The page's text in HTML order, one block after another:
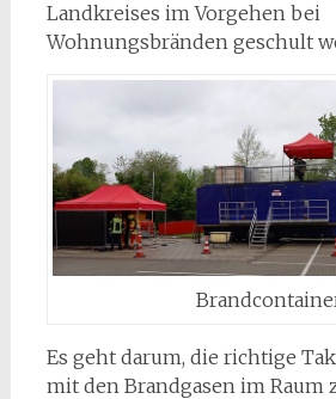
Landkreises im Vorgehen bei
Wohnungsbränden geschult
Es geht darum, die richtige
mit den Brandgasen im Raum